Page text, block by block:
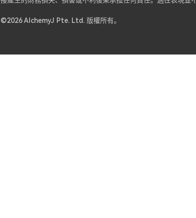
©2026 AlchemyJ Pte. Ltd. 版權所有。